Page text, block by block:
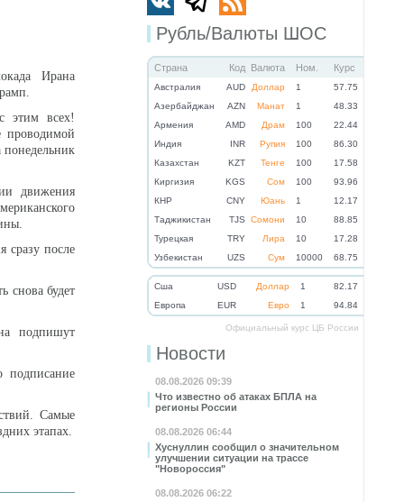
Рубль/Валюты ШОС
Страна Код Валюта Ном. Курс
Австралия AUD Доллар 1
57.75
Азербайджан
AZN Манат 1
48.33
Армения
AMD Драм 100
22.44
Индия
INR Рупия 100
86.30
Казахстан
KZT Тенге 100
17.58
Киргизия
KGS Сом 100
93.96
КНР
CNY Юань 1
12.17
Таджикистан
TJS Сомони 10
88.85
Турецкая
TRY Лира 10
17.28
Узбекистан
UZS Сум 10000 68.75
Cша USD Доллар 1
82.17
Eвропа
EUR Евро 1 94.84
Официальный курс ЦБ России
Новости
08.08.2026 09:39
Что известно об атаках БПЛА на
регионы России
08.08.2026 06:44
Хуснуллин сообщил о значительном
улучшении ситуации на трассе
"Новороссия"
08.08.2026 06:22
Ирана
этим всех!
проводимой
движения
сразу после
снова будет
подпишут
подписание
Самые
этапах.